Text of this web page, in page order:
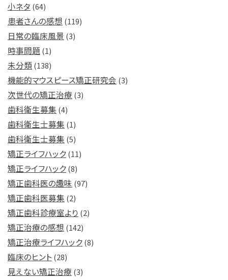
小ネタ (64)
患者さんの感想 (119)
日常の臨床風景 (3)
時事問題 (1)
未分類(138)
機能的マウスピース矯正研究会 (3)
次世代の矯正治療 (3)
歯科衛生募集 (4)
歯科衛生士募集 (1)
歯科衛生士募集 (5)
矯正ライフハック(11)
矯正ライフハック(8)
矯正歯科医の趣味 (97)
矯正歯科医募集 (2)
矯正歯科診療室より (2)
矯正治療の感想 (142)
矯正治療ライフハック(8)
臨床のヒント(28)
見えない矯正治療 (3)